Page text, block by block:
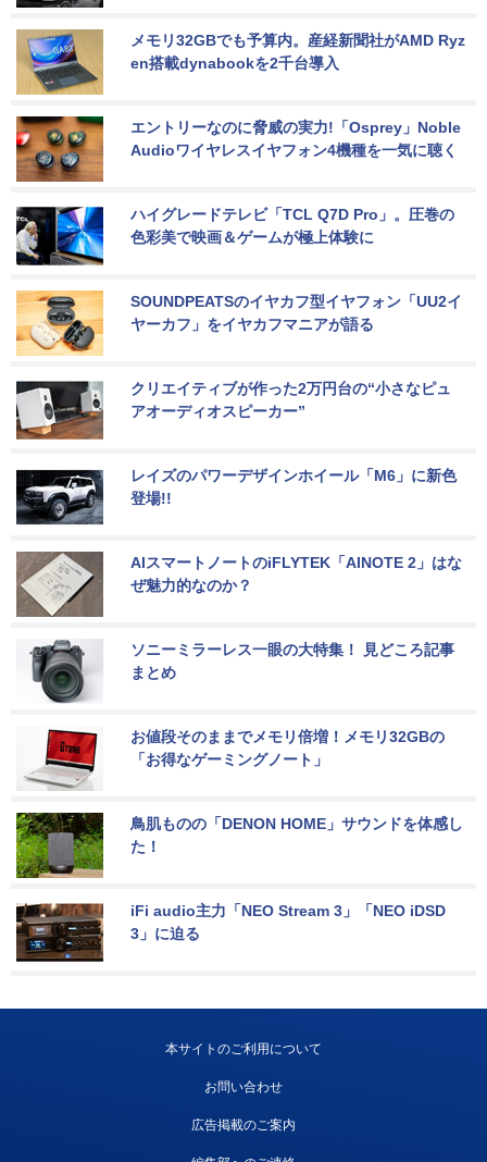
メモリ32GBでも予算内。産経新聞社がAMD Ryz
en搭載dynabookを2千台導入
エントリーなのに脅威の実力!「Osprey」Noble
Audioワイヤレスイヤフォン4機種を一気に聴く
ハイグレードテレビ「TCL Q7D Pro」。圧巻の
色彩美で映画＆ゲームが極上体験に
SOUNDPEATSのイヤカフ型イヤフォン「UU2イ
ヤーカフ」をイヤカフマニアが語る
クリエイティブが作った2万円台の“小さなピュ
アオーディオスピーカー”
レイズのパワーデザインホイール「M6」に新色
登場!!
AIスマートノートのiFLYTEK「AINOTE 2」はな
ぜ魅力的なのか？
ソニーミラーレス一眼の大特集！ 見どころ記事
まとめ
お値段そのままでメモリ倍増！メモリ32GBの
「お得なゲーミングノート」
鳥肌ものの「DENON HOME」サウンドを体感し
た！
iFi audio主力「NEO Stream 3」「NEO iDSD
3」に迫る
本サイトのご利用について
お問い合わせ
広告掲載のご案内